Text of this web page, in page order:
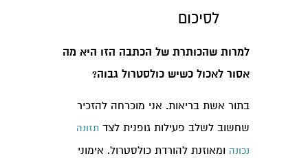
לסיכום
למרות שהכותרת של הכתבה הזו היא מה
אסור לאכול כשיש כולסטרול גבוה?
בתור אשת בריאות. אני מוכרחה להזכיר
שחשוב לשלב פעילות גופנית לצד תזונה
נכונה ומאוזנת להורדת כולסטרול. אימוני